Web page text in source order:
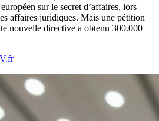
sur le secret d’affaires, lors
affaires juridiques. Mais une pétition
nouvelle directive a obtenu 300.000